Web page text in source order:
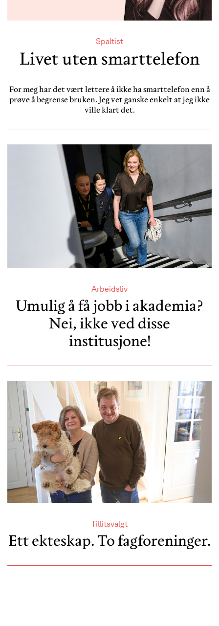
Arbeidsliv
Umulig å få jobb i akademia?
Nei, ikke ved disse
institusjone!
Tillitsvalgt
Ett ekteskap. To fagforeninger.
Spaltist
Livet uten smarttelefon
For meg har det vært lettere å ikke ha smarttelefon enn å
prøve å begrense bruken. Jeg vet ganske enkelt at jeg ikke
ville klart det.